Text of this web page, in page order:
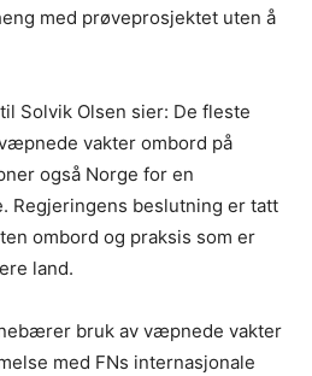
med prøveprosjektet uten å
Solvik Olsen sier: De fleste
vakter ombord på
også Norge for en
Regjeringens beslutning er tatt
ombord og praksis som er
land.
bruk av væpnede vakter
med FNs internasjonale